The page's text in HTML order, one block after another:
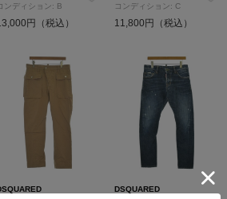
ンディション: B
円（税込）
コンディション: C
11,800円（税込）
DSQUARED